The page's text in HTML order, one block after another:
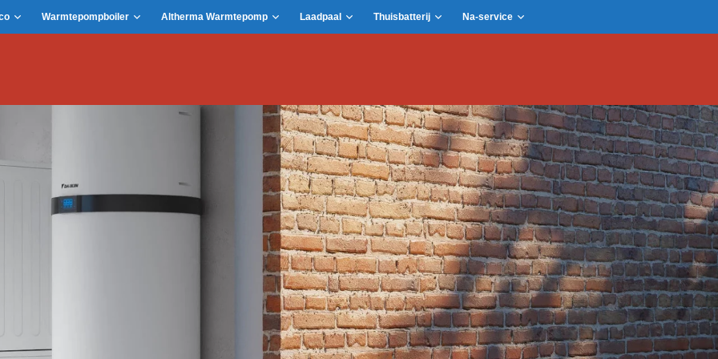
Warmtepompboiler Altherma Warmtepomp Laadpaal Thuisbatterij Na-service